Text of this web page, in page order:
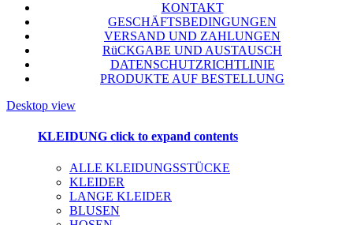
KONTAKT
GESCHÄFTSBEDINGUNGEN
VERSAND UND ZAHLUNGEN
RüCKGABE UND AUSTAUSCH
DATENSCHUTZRICHTLINIE
PRODUKTE AUF BESTELLUNG
Desktop view
KLEIDUNG click to expand contents
ALLE KLEIDUNGSSTÜCKE
KLEIDER
LANGE KLEIDER
BLUSEN